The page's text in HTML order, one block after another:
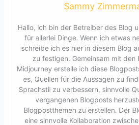
Sammy
Hallo, ich bin der Betreiber des Blog
für allerlei Dinge. Wenn ich etwas
schreibe ich es hier in diesem Blog
zu festigen. Gemeinsam mit den
Midjourney erstelle ich diese
es, Quellen für die Aussagen zu
Sprachstil zu verbessern, sinnvolle
vergangenen Blogposts
Blogpostthemen zu erstellen. Der
eine sinnvolle Kollaboration